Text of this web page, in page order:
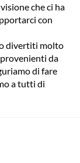
che ci ha
con
divertiti molto
da
di fare
a tutti di